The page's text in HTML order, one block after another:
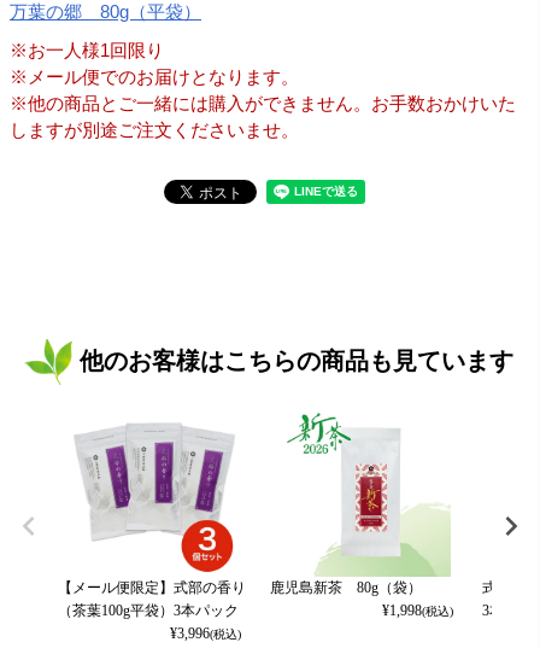
万葉の郷 80g（平袋）
※お一人様1回限り
※メール便でのお届けとなります。
※他の商品とご一緒には購入ができません。お手数おかけいた
しますが別途ご注文くださいませ。
他のお客様はこちらの商品も見ています
【メール便限定】式部の香り
（茶葉100g平袋）3本パック
¥3,996(税込)
鹿児島新茶 80g（袋）
¥1,998(税込)
式部の
3本パッ